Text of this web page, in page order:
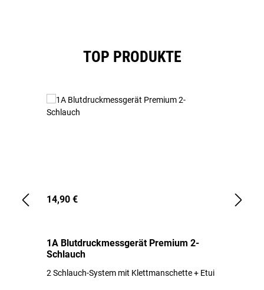
TOP PRODUKTE
14,90 €
1A Blutdruckmessgerät Premium 2-
Schlauch
2 Schlauch-System mit Klettmanschette + Etui